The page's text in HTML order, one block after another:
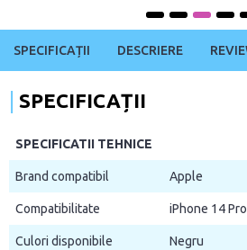
SPECIFICAȚII DESCRIERE
SPECIFICAȚII
SPECIFICATII TEHNICE
Brand compatibil Apple
Compatibilitate iPhone 14 Pro
Culori disponibile Negru